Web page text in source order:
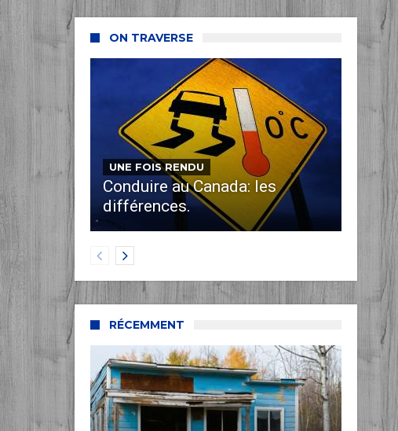
ON TRAVERSE
UNE FOIS RENDU
Conduire au Canada: les
différences.
RÉCEMMENT